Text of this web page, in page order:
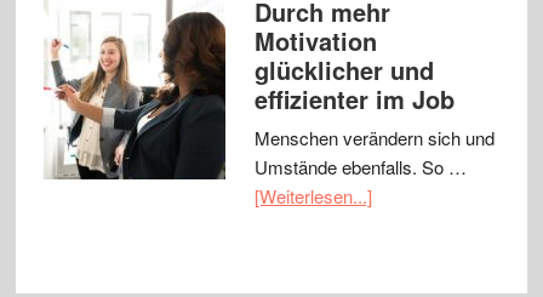
Durch mehr
Motivation
glücklicher und
effizienter im Job
Menschen verändern sich und
Umstände ebenfalls. So …
[Weiterlesen...]